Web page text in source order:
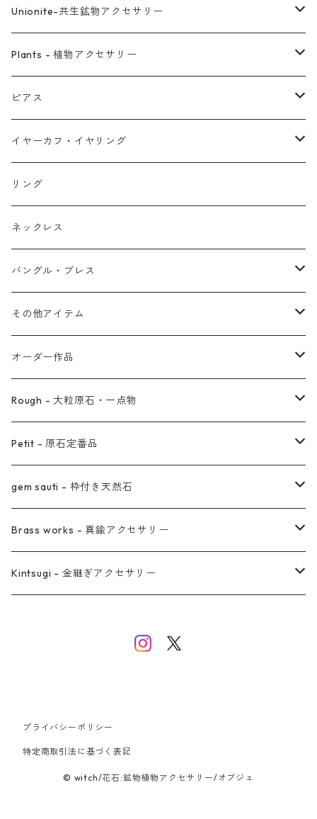
Unionite-共生鉱物アクセサリー
ピアス
ネックレス
イヤーカフ
イヤリング
Plants - 植物アクセサリー
ピアス
ネックレス
リング
ブレス
オブジェ
イヤーカフ
ピアス
スタッド・一粒
フック・ぶら下がり
フープ
イヤーカフ・イヤリング
原石イヤーカフ
植物イヤーカフ
ぶら下がりイヤーカフ
2連イヤーカフ
イヤリング対応
ノンホールピアス
オーダー用ページ
真鍮イヤーカフ
リング
ネックレス
バングル・ブレス
ブレスレット
バングル
その他アイテム
ブローチ
ヘアアクセサリー
オーダー作品
リング
ネックレス
ピアス
イヤーカフ
バングル
Rough - 大粒原石・一点物
ピアス
リング
ネックレス
イヤーカフ
Petit - 原石定番品
ピアス
リング
ネックレス
gem sauti - 枠付き天然石
ピアス
ネックレス
Brass works - 真鍮アクセサリー
リング
バングル
Kintsugi - 金継ぎアクセサリー
プライバシーポリシー
特定商取引法に基づく表記
© witch/花石:鉱物植物アクセサリー/オブジェ